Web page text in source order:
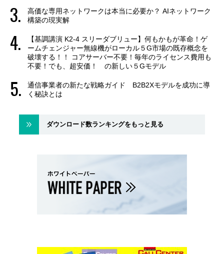
高価な専用ネットワークは本当に必要か？ AIネットワーク
構築の現実解
【基調講演 K2-4 スリーダブリュー】何もかもが革命！ゲ
ームチェンジャー無線機がローカル５G市場の既存概念を
破壊する！！ コアサーバー不要！毎年のライセンス費用も
不要！でも、超安価！ の新しい５Gモデル
通信事業者の新たな戦略ガイド B2B2Xモデルを成功に導
く秘訣とは
ダウンロード数ランキングをもっと見る